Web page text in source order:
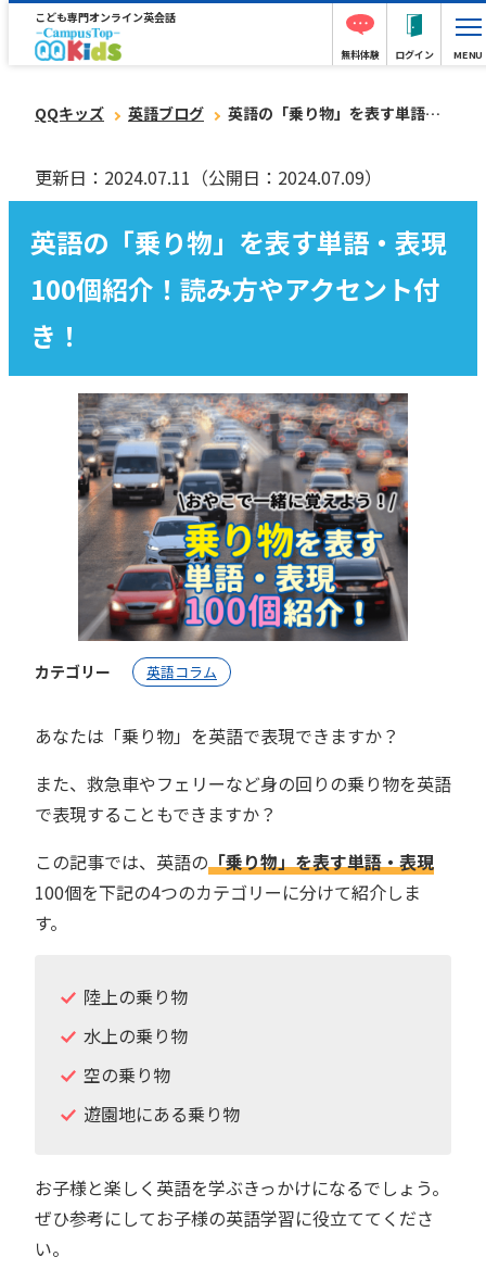
こども専門オンライン英会話
無料体験 ログイン MENU
QQキッズ 英語ブログ 英語の「乗り物」を表す単語・表現100個紹介！読み方やアクセント付き！
更新日：2024.07.11 （公開日：2024.07.09）
英語の「乗り物」を表す単語・表現
100個紹介！読み方やアクセント付
き！
カテゴリー 英語コラム
あなたは「乗り物」を英語で表現できますか？
また、救急車やフェリーなど身の回りの乗り物を英語
で表現することもできますか？
この記事では、英語の「乗り物」を表す単語・表現
100個を下記の4つのカテゴリーに分けて紹介しま
す。
陸上の乗り物
水上の乗り物
空の乗り物
遊園地にある乗り物
お子様と楽しく英語を学ぶきっかけになるでしょう。
ぜひ参考にしてお子様の英語学習に役立ててくださ
い。